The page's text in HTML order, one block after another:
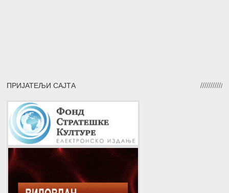
ПРИЈАТЕЉИ САЈТА